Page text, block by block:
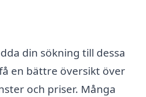
din sökning till dessa
en bättre översikt över
och priser. Många